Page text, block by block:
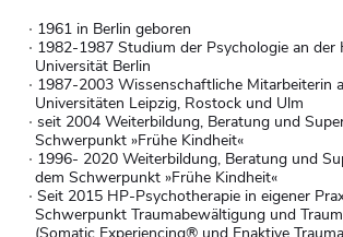
1961 in Berlin geboren
1982-1987 Studium der Psychologie an der
Universität Berlin
1987-2003 Wissenschaftliche Mitarbeiterin
Universitäten Leipzig, Rostock und Ulm
seit 2004 Weiterbildung, Beratung und
Schwerpunkt »Frühe Kindheit«
1996- 2020 Weiterbildung, Beratung und
dem Schwerpunkt »Frühe Kindheit«
Seit 2015 HP-Psychotherapie in eigener
Schwerpunkt Traumabewältigung und